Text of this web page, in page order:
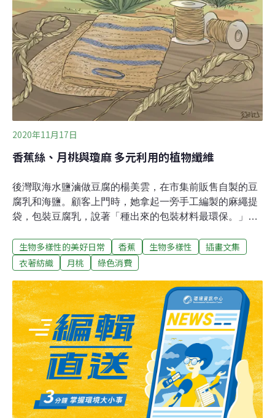
的建築樣式，非具有稀少性，且建物長期閒置，
2020年11月17日
香蕉絲、月桃與瓊麻 多元利用的植物纖維
後灣取海水鹽滷做豆腐的楊美雲，在市集前販售自製的豆
腐乳和海鹽。顧客上門時，她拿起一旁手工編製的麻繩提
袋，包裝豆腐乳，說著「種出來的包裝材料最環保。」
麻。外來植物瓊麻於20世紀初引入台灣，卻在恆春熱帶砂
質的土地上蓬勃發展，締造了輝煌的產業歷史，更經常在
放射狀生長在土地上。它的纖維堅韌耐鹽，是船纜的主要
材料來源，在那個海運興盛大量往來進行貿易的時代，人
們善加利用種出來的瓊麻纖維，製造成各種生活用品，例
如繩索、麻袋、地墊等。過去衣物、鞋帽、提袋等等編織
品，主要都是由植物纖維所製成，例如棉花、苧麻。纖維
藝術家林于軒說，「纖維碰觸到皮膚時，我們會有最直接
的感覺。」因此，即便是看似粗糙的瓊麻纖維，製成沐浴
澡球時，也能感受到那強韌又柔軟的觸感。在台灣，我們
使用種出來的纖維材料可不少。原住民族是最善於利用天
生物多樣性的美好日常 香蕉 生物多樣性
插畫文集
衣著紡織
月桃 綠色消費